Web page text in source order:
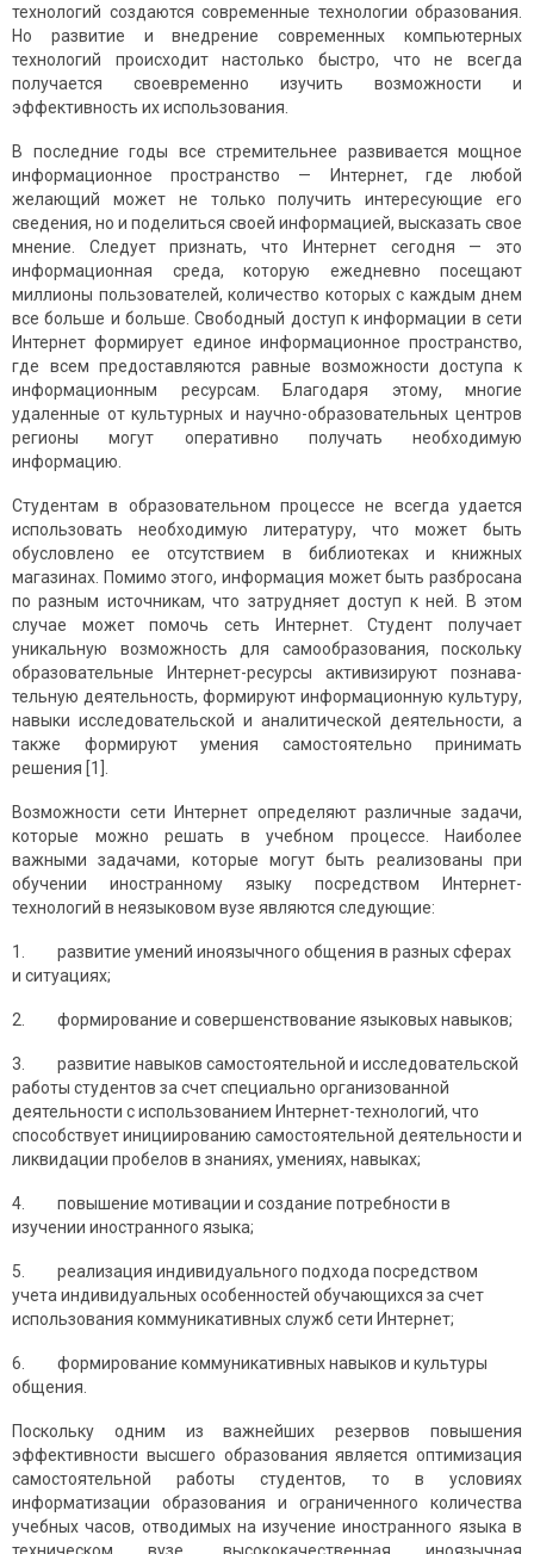
технологий создаются современные технологии образования.
Но развитие и внедрение современных компьютерных
технологий происходит настолько быстро, что не всегда
получается своевременно изучить возможности и
эффективность их использования.
В последние годы все стремительнее развивается мощное
инфор­мационное пространство — Интернет, где любой
желающий может не только получить интересующие его
сведения, но и поделиться своей информацией, высказать свое
мнение. Следует признать, что Интернет сегодня — это
информационная среда, которую ежедневно посещают
миллионы пользователей, количество которых с каждым днем
все больше и больше. Свободный доступ к информации в сети
Интернет формирует единое информационное пространство,
где всем предостав­ляются равные возможности доступа к
информационным ресурсам. Благодаря этому, многие
удаленные от культурных и научно-образова­тельных центров
регионы могут оперативно получать необходимую
информацию.
Студентам в образовательном процессе не всегда удается
исполь­зовать необходимую литературу, что может быть
обусловлено ее отсутствием в библиотеках и книжных
магазинах. Помимо этого, информация может быть разбросана
по разным источникам, что затрудняет доступ к ней. В этом
случае может помочь сеть Интернет. Студент получает
уникальную возможность для самообразования, поскольку
образовательные Интернет-ресурсы активизируют познава­
тельную деятельность, формируют информационную культуру,
навы­ки исследовательской и аналитической деятельности, а
также форми­руют умения самостоятельно принимать
решения [1].
Возможности сети Интернет определяют различные задачи,
кото­рые можно решать в учебном процессе. Наиболее
важными задачами, которые могут быть реализованы при
обучении иностранному языку посредством Интернет-
технологий в неязыковом вузе являются следующие:
1. развитие умений иноязычного общения в разных сферах
и ситуациях;
2. формирование и совершенствование языковых навыков;
3. развитие навыков самостоятельной и исследовательской
работы студентов за счет специально организованной
деятельности с использованием Интернет-технологий, что
способствует инициирова­нию самостоятельной деятельности и
ликвидации пробелов в знаниях, умениях, навыках;
4. повышение мотивации и создание потребности в
изучении иностранного языка;
5. реализация индивидуального подхода посредством
учета индивидуальных особенностей обучающихся за счет
использования коммуникативных служб сети Интернет;
6. формирование коммуникативных навыков и культуры
общения.
Поскольку одним из важнейших резервов повышения
эффектив­ности высшего образования является оптимизация
самостоятельной работы студентов, то в условиях
информатизации образования и огра­ниченного количества
учебных часов, отводимых на изучение иност­ранного языка в